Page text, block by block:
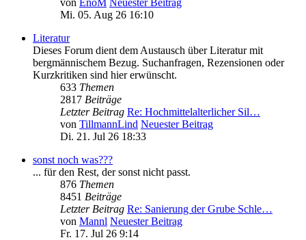
Mi. 05. Aug 26 16:10
Literatur
Dieses Forum dient dem Austausch über Literatur mit
bergmännischem Bezug. Suchanfragen, Rezensionen oder
Kurzkritiken sind hier erwünscht.
633 Themen
2817 Beiträge
Letzter Beitrag Re: Hochmittelalterlicher Sil…
von TillmannLind Neuester Beitrag
Di. 21. Jul 26 18:33
sonst noch was???
... für den Rest, der sonst nicht passt.
876 Themen
8451 Beiträge
Letzter Beitrag Re: Sanierung der Grube Schle…
von Mannl Neuester Beitrag
Fr. 17. Jul 26 9:14